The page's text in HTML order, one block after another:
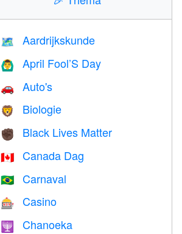
🗺 Aardrijkskunde
🙆‍♂️ April Fool’S Day
🚗 Auto's
🦁 Biologie
✊🏿 Black Lives Matter
🇨🇦 Canada Dag
🇧🇷 Carnaval
🎰 Casino
🕎 Chanoeka